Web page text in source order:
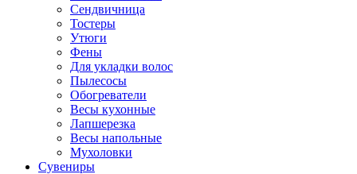
Сендвичница
Тостеры
Утюги
Фены
Для укладки волос
Пылесосы
Обогреватели
Весы кухонные
Лапшерезка
Весы напольные
Мухоловки
Сувениры